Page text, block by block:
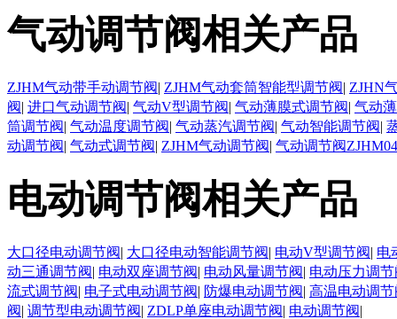
气动调节阀相关产品
ZJHM气动带手动调节阀| ZJHM气动套筒智能型调节阀| ZJHN
阀| 进口气动调节阀| 气动V型调节阀| 气动薄膜式调节阀| 气动
筒调节阀| 气动温度调节阀| 气动蒸汽调节阀| 气动智能调节阀|
动调节阀| 气动式调节阀| ZJHM气动调节阀| 气动调节阀ZJHM04
电动调节阀相关产品
大口径电动调节阀| 大口径电动智能调节阀| 电动V型调节阀| 电
动三通调节阀| 电动双座调节阀| 电动风量调节阀| 电动压力调节
流式调节阀| 电子式电动调节阀| 防爆电动调节阀| 高温电动调节
阀| 调节型电动调节阀| ZDLP单座电动调节阀| 电动调节阀|